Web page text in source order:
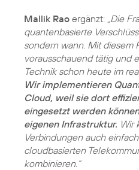
Mallik Rao ergänzt: „Die
quantenbasierte
sondern wann. Mit diesem
vorausschauend tätig und
Technik schon heute im
Wir implementieren
Cloud, weil sie dort
eingesetzt werden
eigenen Infrastruktur. Wir
Verbindungen auch
cloudbasierten
kombinieren.“